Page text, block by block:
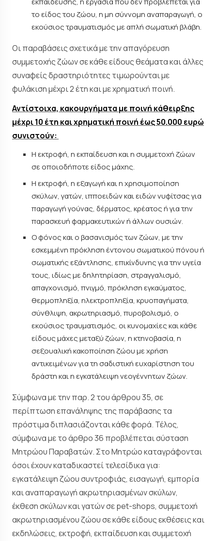
το είδος του ζώου, η μη σύννομη αναπαραγωγή, ο
εκούσιος τραυματισμός με απλή σωματική βλάβη.
Οι παραβάσεις σχετικά με την απαγόρευση
συμμετοχής ζώων σε κάθε είδους θεάματα και άλλες
συναφείς δραστηριότητες τιμωρούνται με
φυλάκιση μέχρι 2 έτη και με χρηματική ποινή.
Αντίστοιχα, κακουργήματα με ποινή κάθειρξης
μέχρι 10 έτη και χρηματική ποινή έως 50.000 ευρώ
συνιστούν:
Η εκτροφή, η εκπαίδευση και η συμμετοχή ζώων
σε οποιοδήποτε είδος μάχης.
Η εκτροφή, η εξαγωγή και η χρησιμοποίηση
σκύλων, γατών, ιπποειδών και ειδών νυφίτσας για
παραγωγή γούνας, δέρματος, κρέατος ή για την
παρασκευή φαρμακευτικών ή άλλων ουσιών.
Ο φόνος και ο βασανισμός των ζώων, με την
εσκεμμένη πρόκληση έντονου σωματικού πόνου ή
σωματικής εξάντλησης, επικίνδυνης για την υγεία
τους, ιδίως με δηλητηρίαση, στραγγαλισμό,
απαγχονισμό, πνιγμό, πρόκληση εγκαύματος,
θερμοπληξία, ηλεκτροπληξία, κρυοπαγήματα,
σύνθλιψη, ακρωτηριασμό, πυροβολισμό, ο
εκούσιος τραυματισμός, οι κυνομαχίες και κάθε
είδους μάχες μεταξύ ζώων, η κτηνοβασία, η
σεξουαλική κακοποίηση ζώου με χρήση
αντικειμένων για τη σαδιστική ευχαρίστηση του
δράστη και η εγκατάλειψη νεογέννητων ζώων.
Σύμφωνα με την παρ. 2 του άρθρου 35, σε
περίπτωση επανάληψης της παράβασης τα
πρόστιμα διπλασιάζονται κάθε φορά. Τέλος,
σύμφωνα με το άρθρο 36 προβλέπεται σύσταση
Μητρώου Παραβατών. Στο Μητρώο καταγράφονται
όσοι έχουν καταδικαστεί τελεσίδικα για:
εγκατάλειψη ζώου συντροφιάς, εισαγωγή, εμπορία
και αναπαραγωγή ακρωτηριασμένων σκύλων,
έκθεση σκύλων και γατών σε pet-shops, συμμετοχή
ακρωτηριασμένου ζώου σε κάθε είδους εκθέσεις και
εκδηλώσεις, εκτροφή, εκπαίδευση και συμμετοχή